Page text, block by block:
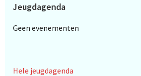
Jeugdagenda
Geen evenementen
Hele jeugdagenda